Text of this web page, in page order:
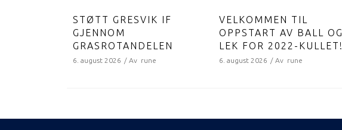
STØTT GRESVIK IF
GJENNOM
GRASROTANDELEN
6. august 2026 Av rune
VELKOMMEN TIL
OPPSTART AV BALL OG
LEK FOR 2022-KULLET!
6. august 2026 Av rune